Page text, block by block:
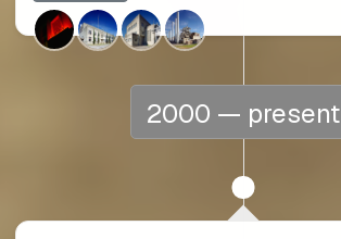
2000 — present